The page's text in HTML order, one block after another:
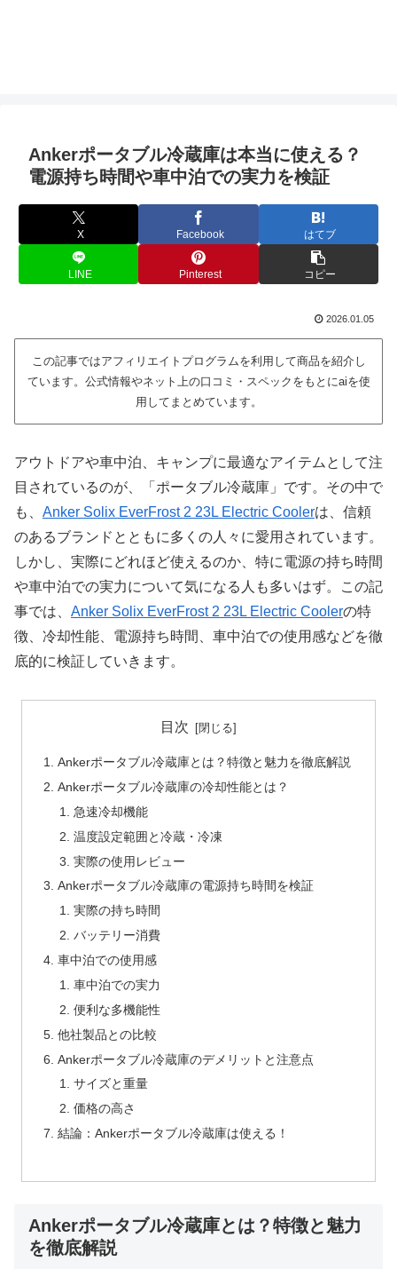
Ankerポータブル冷蔵庫は本当に使える？
電源持ち時間や車中泊での実力を検証
X Facebook はてブ
LINE Pinterest コピー
2026.01.05
この記事ではアフィリエイトプログラムを利用して商品を紹介し
ています。公式情報やネット上の口コミ・スペックをもとにaiを使
用してまとめています。
アウトドアや車中泊、キャンプに最適なアイテムとして注
目されているのが、「ポータブル冷蔵庫」です。その中で
も、 Anker Solix EverFrost 2 23L Electric Coolerは、信頼
のあるブランドとともに多くの人々に愛用されています。
しかし、実際にどれほど使えるのか、特に電源の持ち時間
や車中泊での実力について気になる人も多いはず。この記
事では、 Anker Solix EverFrost 2 23L Electric Coolerの特
徴、冷却性能、電源持ち時間、車中泊での使用感などを徹
底的に検証していきます。
目次
Ankerポータブル冷蔵庫とは？特徴と魅力を徹底解説
Ankerポータブル冷蔵庫の冷却性能とは？
急速冷却機能
温度設定範囲と冷蔵・冷凍
実際の使用レビュー
Ankerポータブル冷蔵庫の電源持ち時間を検証
実際の持ち時間
バッテリー消費
車中泊での使用感
車中泊での実力
便利な多機能性
他社製品との比較
Ankerポータブル冷蔵庫のデメリットと注意点
サイズと重量
価格の高さ
結論：Ankerポータブル冷蔵庫は使える！
Ankerポータブル冷蔵庫とは？特徴と魅力
を徹底解説